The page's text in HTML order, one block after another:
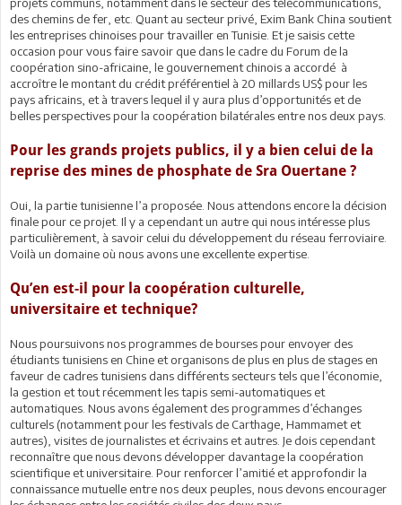
des chemins de fer, etc. Quant au secteur privé, Exim Bank China soutient
les entreprises chinoises pour travailler en Tunisie. Et je saisis cette
occasion pour vous faire savoir que dans le cadre du Forum de la
coopération sino-africaine, le gouvernement chinois a accordé à
accroître le montant du crédit préférentiel à 20 millards US$ pour les
pays africains, et à travers lequel il y aura plus d’opportunités et de
belles perspectives pour la coopération bilatérales entre nos deux pays.
Pour les grands projets publics, il y a bien celui de la
reprise des mines de phosphate de Sra Ouertane ?
Oui, la partie tunisienne l’a proposée. Nous attendons encore la décision
finale pour ce projet. Il y a cependant un autre qui nous intéresse plus
particulièrement, à savoir celui du développement du réseau ferroviaire.
Voilà un domaine où nous avons une excellente expertise.
Qu’en est-il pour la coopération culturelle,
universitaire et technique?
Nous poursuivons nos programmes de bourses pour envoyer des
étudiants tunisiens en Chine et organisons de plus en plus de stages en
faveur de cadres tunisiens dans différents secteurs tels que l’économie,
la gestion et tout récemment les tapis semi-automatiques et
automatiques. Nous avons également des programmes d’échanges
culturels (notamment pour les festivals de Carthage, Hammamet et
autres), visites de journalistes et écrivains et autres. Je dois cependant
reconnaître que nous devons développer davantage la coopération
scientifique et universitaire. Pour renforcer l’amitié et approfondir la
connaissance mutuelle entre nos deux peuples, nous devons encourager